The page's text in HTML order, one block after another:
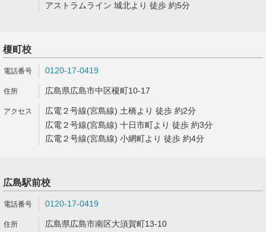
アストラムライン 城北より 徒歩 約5分
榎町校
0120-17-0419
広島県広島市中区榎町10-17
広電２号線(宮島線) 土橋より 徒歩 約2分
広電２号線(宮島線) 十日市町より 徒歩 約3分
広電２号線(宮島線) 小網町より 徒歩 約4分
広島駅前校
0120-17-0419
広島県広島市南区大須賀町13-10